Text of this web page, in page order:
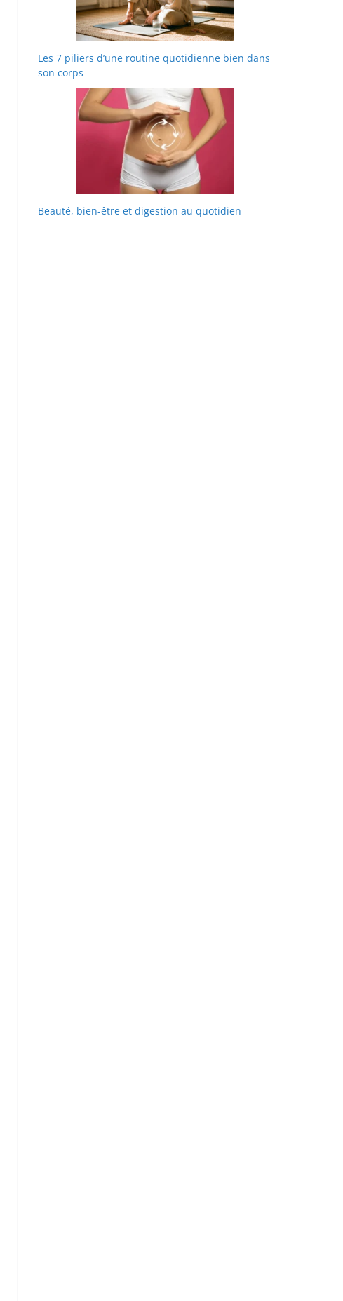
Les 7 piliers d’une routine quotidienne bien dans
son corps
Beauté, bien-être et digestion au quotidien